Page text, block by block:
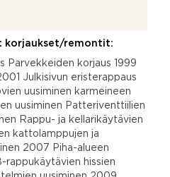
korjaukset/remontit:
Parvekkeiden korjaus 1999
Julkisivun eristerappaus
uusiminen karmeineen
uusiminen Patteriventtiilien
Rappu- ja kellarikäytävien
kattolamppujen ja
2007 Piha-alueen
hissien